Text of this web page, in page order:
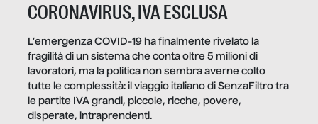
CORONAVIRUS, IVA ESCLUSA
L’emergenza COVID-19 ha finalmente rivelato la
fragilità di un sistema che conta oltre 5 milioni di
lavoratori, ma la politica non sembra averne colto
tutte le complessità: il viaggio italiano di SenzaFiltro tra
le partite IVA grandi, piccole, ricche, povere,
disperate, intraprendenti.